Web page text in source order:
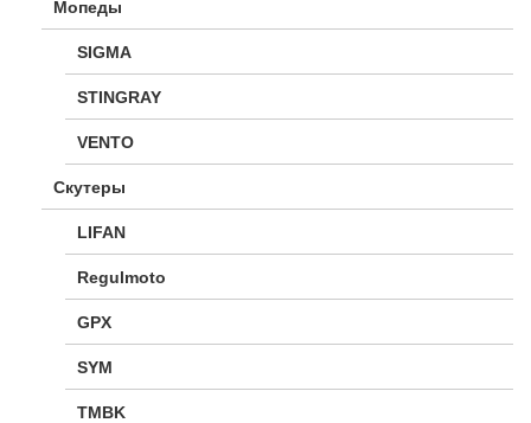
Мопеды
SIGMA
STINGRAY
VENTO
Скутеры
LIFAN
Regulmoto
GPX
SYM
TMBK